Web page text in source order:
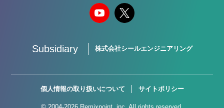
Subsidiary 株式会社シールエンジニアリング
個人情報の取り扱いについて サイトポリシー